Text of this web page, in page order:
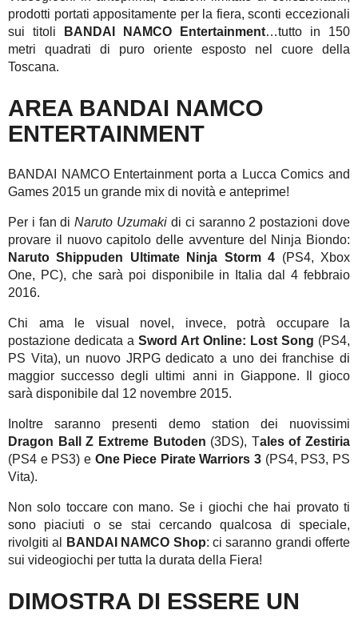
prodotti portati appositamente per la fiera, sconti eccezionali
sui titoli
BANDAI NAMCO Entertainment…tutto in 150
metri quadrati di puro oriente esposto nel cuore della
Toscana.
AREA BANDAI NAMCO
ENTERTAINMENT
BANDAI NAMCO Entertainment porta a Lucca Comics and
Games 2015 un grande mix di novità e anteprime!
Per i fan diNaruto Uzumaki di ci saranno 2 postazioni dove
provare il nuovo capitolo delle avventure del Ninja Biondo:
Naruto Shippuden Ultimate Ninja Storm 4 (PS4, Xbox
One, PC), che sarà poi disponibile in Italia dal 4 febbraio
2016.
Chi ama le visual novel, invece, potrà occupare la
postazione dedicata a Sword Art Online: Lost Song (PS4,
PS Vita), un nuovo JRPG dedicato a uno dei franchise di
maggior successo degli ultimi anni in Giappone. Il gioco
sarà disponibile dal 12 novembre 2015.
Inoltre saranno presenti demo station dei nuovissimi
Dragon Ball Z Extreme Butoden (3DS), Tales of Zestiria
(PS4 e PS3) e One Piece Pirate Warriors 3 (PS4, PS3, PS
Vita).
Non solo toccare con mano. Se i giochi che hai provato ti
sono piaciuti o se stai cercando qualcosa di speciale,
rivolgiti al
BANDAI NAMCO Shop: ci saranno grandi offerte
sui videogiochi per tutta la durata della Fiera!
DIMOSTRA DI ESSERE UN